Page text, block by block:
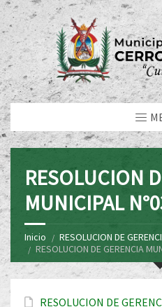
RESOLUCION
MUNICIPAL
Inicio
RESOLUCION DE
RESOLUCION DE GERENCIA
RESOLUCION DE